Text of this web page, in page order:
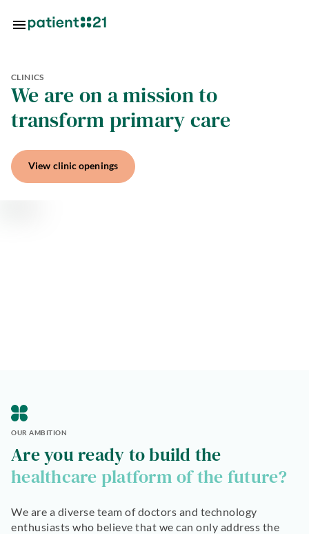
Locations
About
CLINICS
We are on a mission to
transform primary care
View clinic openings
OUR AMBITION
Are you ready to build the
healthcare platform of the future?
We are a diverse team of doctors and technology
enthusiasts who believe that we can only address the